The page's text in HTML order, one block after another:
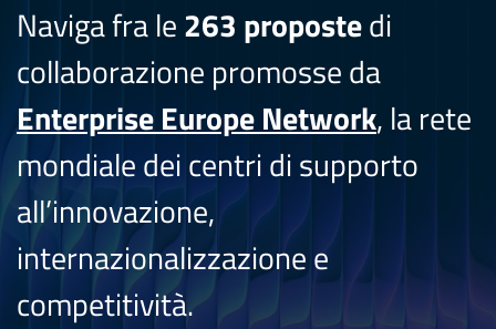
Naviga fra le263 propostedi
collaborazione promosse da
Enterprise Europe Network, la rete
mondiale dei centri di supporto
all’innovazione,
internazionalizzazione e
competitività.